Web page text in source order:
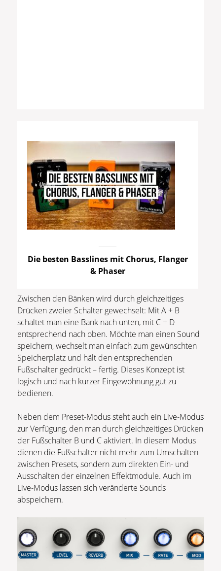
Die besten Basslines mit Chorus, Flanger
& Phaser
Zwischen den Bänken wird durch gleichzeitiges
Drücken zweier Schalter gewechselt: Mit A + B
schaltet man eine Bank nach unten, mit C + D
entsprechend nach oben. Möchte man einen Sound
speichern, wechselt man einfach zum gewünschten
Speicherplatz und hält den entsprechenden
Fußschalter gedrückt – fertig. Dieses Konzept ist
logisch und nach kurzer Eingewöhnung gut zu
bedienen.
Neben dem Preset-Modus steht auch ein Live-Modus
zur Verfügung, den man durch gleichzeitiges Drücken
der Fußschalter B und C aktiviert. In diesem Modus
dienen die Fußschalter nicht mehr zum Umschalten
zwischen Presets, sondern zum direkten Ein- und
Ausschalten der einzelnen Effektmodule. Auch im
Live-Modus lassen sich veränderte Sounds
abspeichern.